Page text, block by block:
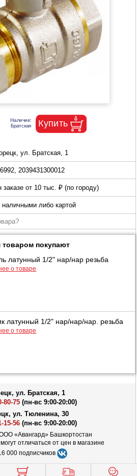
ул. Братская, 1
2039431300012
заказе от 10 тыс. ₽ (по городу)
наличными либо картой
товаром покупают
латунный 1/2" нар/нар резьба
о товаре
латунный 1/2" нар/нар/нар. резьба
о товаре
ул. Братская, 1
80-75 (пн-вс 9:00-20:00)
ул. Тюленина, 30
15-56 (пн-вс 9:00-20:00)
«Авангард» Башкортостан
отличаться от цен в магазине
000 подписчиков